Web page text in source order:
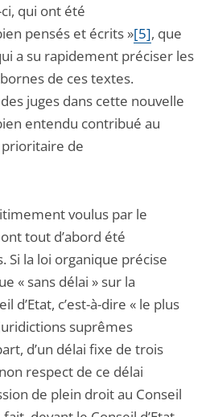
qui ont été
pensés et écrits »[5], que
a su rapidement préciser les
de ces textes.
juges dans cette nouvelle
entendu contribué au
prioritaire de
voulus par le
tout d’abord été
Si la loi organique précise
« sans délai » sur la
d’Etat, c’est-à-dire « le plus
suprêmes
d’un délai fixe de trois
respect de ce délai
de plein droit au Conseil